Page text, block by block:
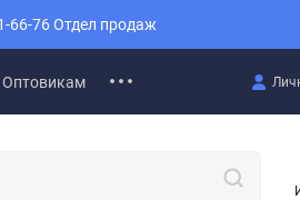
66-76 Отдел продаж
Оптовикам